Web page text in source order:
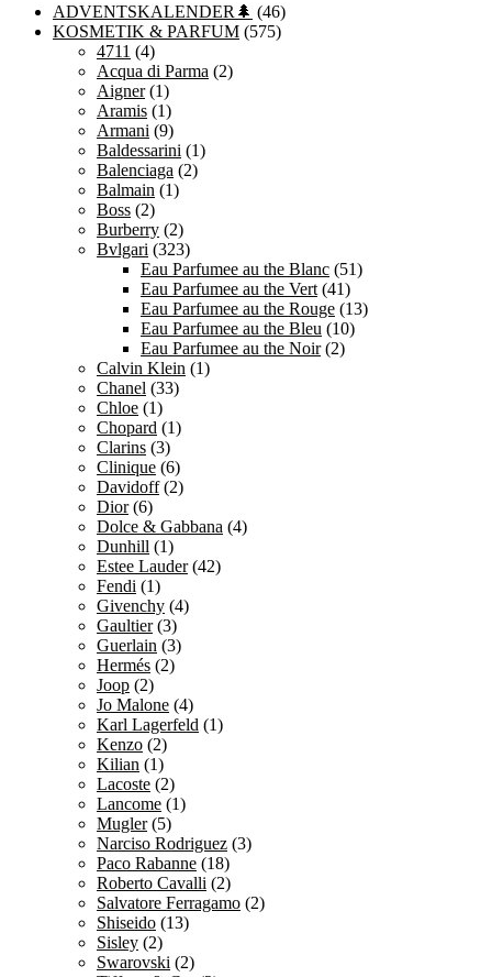
ADVENTSKALENDER🌲 (46)
KOSMETIK & PARFUM (575)
4711 (4)
Acqua di Parma (2)
Aigner (1)
Aramis (1)
Armani (9)
Baldessarini (1)
Balenciaga (2)
Balmain (1)
Boss (2)
Burberry (2)
Bvlgari (323)
Eau Parfumee au the Blanc (51)
Eau Parfumee au the Vert (41)
Eau Parfumee au the Rouge (13)
Eau Parfumee au the Bleu (10)
Eau Parfumee au the Noir (2)
Calvin Klein (1)
Chanel (33)
Chloe (1)
Chopard (1)
Clarins (3)
Clinique (6)
Davidoff (2)
Dior (6)
Dolce & Gabbana (4)
Dunhill (1)
Estee Lauder (42)
Fendi (1)
Givenchy (4)
Gaultier (3)
Guerlain (3)
Hermés (2)
Joop (2)
Jo Malone (4)
Karl Lagerfeld (1)
Kenzo (2)
Kilian (1)
Lacoste (2)
Lancome (1)
Mugler (5)
Narciso Rodriguez (3)
Paco Rabanne (18)
Roberto Cavalli (2)
Salvatore Ferragamo (2)
Shiseido (13)
Sisley (2)
Swarovski (2)